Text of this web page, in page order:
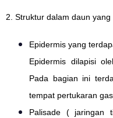
2. Struktur dalam daun yang
Epidermis yang
Epidermis dilapisi
Pada bagian ini
tempat pertukaran gas.
Palisade ( jaringan